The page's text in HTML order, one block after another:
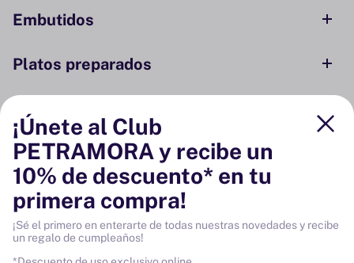
Embutidos
Platos preparados
Conservas y ahumados
Despensa
Bodega
Vinos
¡Únete al Club
PETRAMORA y recibe un
10% de descuento* en tu
primera compra!
¡Sé el primero en enterarte de todas nuestras novedades y recibe
un regalo de cumpleaños!